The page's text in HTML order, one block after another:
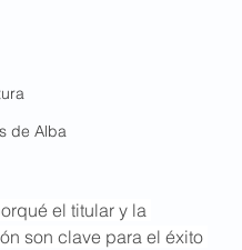
de Alba
el titular y la
son clave para el éxito